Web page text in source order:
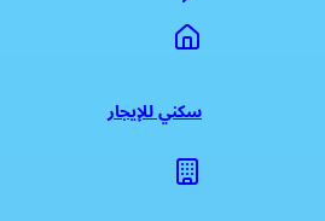
سكني للإيجار